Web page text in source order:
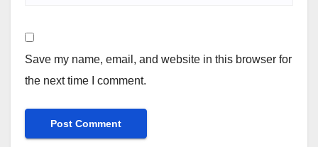
Save my name, email, and website in this browser for
the next time I comment.